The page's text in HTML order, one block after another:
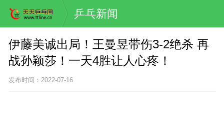
乒乓新闻
伊藤美诚出局！王曼昱带伤3-2绝杀 再
战孙颖莎！一天4胜让人心疼！
发布时间：2022-07-16